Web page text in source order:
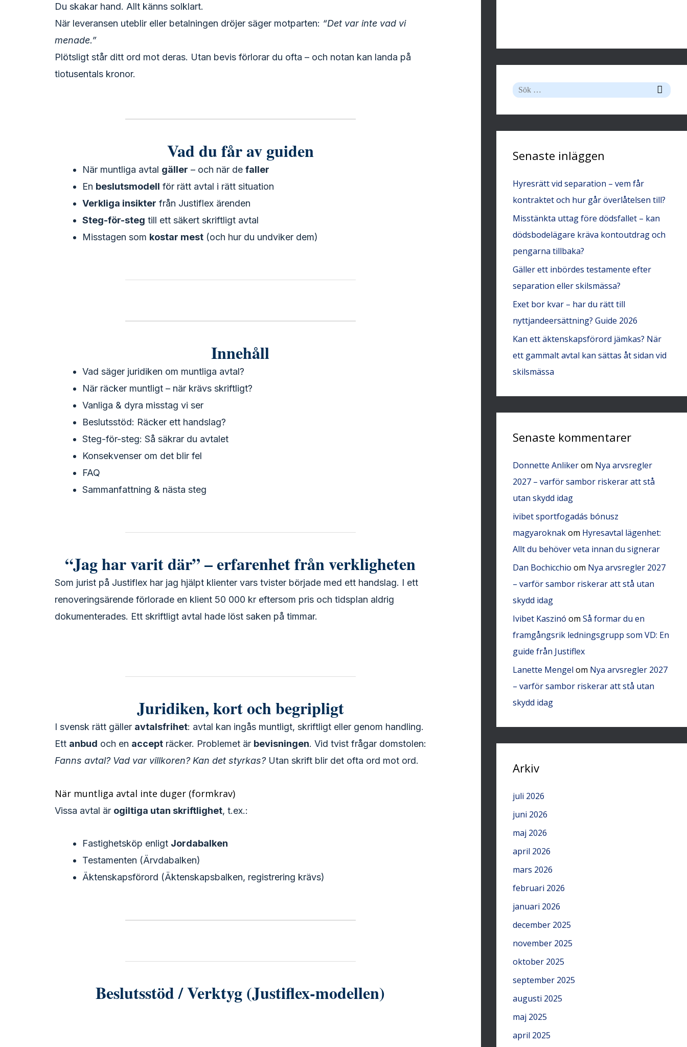
Du skakar hand. Allt känns solklart.
När leveransen uteblir eller betalningen dröjer säger motparten: “Det var inte vad vi
menade.”
Plötsligt står ditt ord mot deras. Utan bevis förlorar du ofta – och notan kan landa på
tiotusentals kronor.
Vad du får av guiden
När muntliga avtal gäller – och när de faller
En beslutsmodell för rätt avtal i rätt situation
Verkliga insikter från Justiflex ärenden
Steg-för-steg till ett säkert skriftligt avtal
Misstagen som kostar mest(och hur du undviker dem)
Innehåll
Vad säger juridiken om muntliga avtal?
När räcker muntligt – när krävs skriftligt?
Vanliga & dyra misstag vi ser
Beslutsstöd: Räcker ett handslag?
Steg-för-steg: Så säkrar du avtalet
Konsekvenser om det blir fel
FAQ
Sammanfattning & nästa steg
“Jag har varit där” – erfarenhet från verkligheten
Som jurist på Justiflex har jag hjälpt klienter vars tvister började med ett handslag. I ett
renoveringsärende förlorade en klient 50 000 kr eftersom pris och tidsplan aldrig
dokumenterades. Ett skriftligt avtal hade löst saken på timmar.
Juridiken, kort och begripligt
I svensk rätt gäller avtalsfrihet: avtal kan ingås muntligt, skriftligt eller genom handling.
Ett anbud och en accepträcker. Problemet är bevisningen. Vid tvist frågar domstolen:
Fanns avtal? Vad var villkoren? Kan det styrkas?Utan skrift blir det ofta ord mot ord.
När muntliga avtal inte duger (formkrav)
Vissa avtal är ogiltiga utan skriftlighet, t.ex.:
Fastighetsköp enligt Jordabalken
Testamenten (Ärvdabalken)
Äktenskapsförord (Äktenskapsbalken, registrering krävs)
Beslutsstöd / Verktyg (Justiflex-modellen)
S
f
:
Senaste inläggen
Hyresrätt vid separation – vem får
kontraktet och hur går överlåtelsen till?
Misstänkta uttag före dödsfallet – kan
dödsbodelägare kräva kontoutdrag och
pengarna tillbaka?
Gäller ett inbördes testamente efter
separation eller skilsmässa?
Exet bor kvar – har du rätt till
nyttjandeersättning? Guide 2026
Kan ett äktenskapsförord jämkas? När
ett gammalt avtal kan sättas åt sidan vid
skilsmässa
Senaste kommentarer
Donnette Anlikerom Nya arvsregler
2027 – varför sambor riskerar att stå
utan skydd idag
ivibet sportfogadás bónusz
magyaroknakom Hyresavtal lägenhet:
Allt du behöver veta innan du signerar
Dan Bochicchio om Nya arvsregler 2027
– varför sambor riskerar att stå utan
skydd idag
Ivibet Kaszinó om Så formar du en
framgångsrik ledningsgrupp som VD: En
guide från Justiflex
Lanette Mengel om Nya arvsregler 2027
– varför sambor riskerar att stå utan
skydd idag
Arkiv
juli 2026
juni 2026
maj 2026
april 2026
mars 2026
februari 2026
januari 2026
december 2025
november 2025
oktober 2025
september 2025
augusti 2025
maj 2025
april 2025